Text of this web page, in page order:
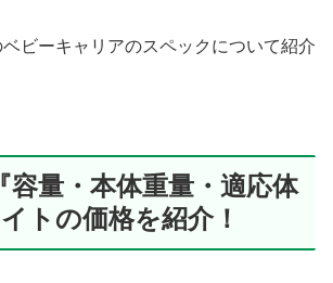
ビーキャリアのスペックについて紹介
容量・本体重量・適応体
トの価格を紹介！